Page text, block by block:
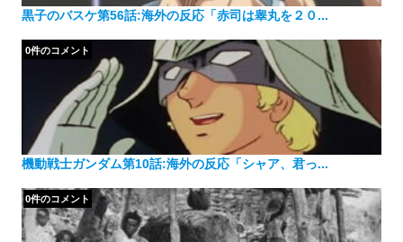
黒子のバスケ第56話:海外の反応「赤司は睾丸を２０...
機動戦士ガンダム第10話:海外の反応「シャア、君っ...
0件のコメント
0件のコメント